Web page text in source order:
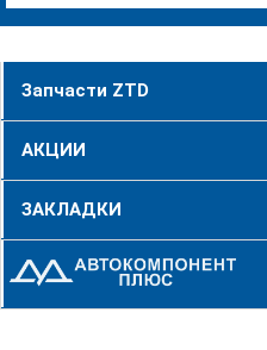
Запчасти ZTD
АКЦИИ
ЗАКЛАДКИ